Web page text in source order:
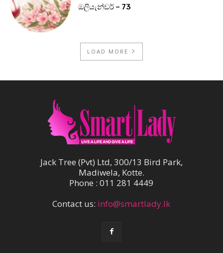
ඔලියැන්ඩර් – 73
LOAD MORE
Jack Tree (Pvt) Ltd, 300/13 Bird Park,
Madiwela, Kotte.
Phone : 011 281 4449
Contact us: info@smartlady.lk